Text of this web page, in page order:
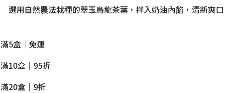
選用自然農法栽種的翠玉烏龍茶葉，拌入奶油內餡，清新爽口
滿5盒｜免運
滿10盒｜95折
滿20盒｜9折